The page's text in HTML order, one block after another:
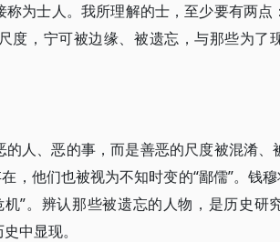
为士人。我所理解的士，至少要有两点
度，宁可被边缘、被遗忘，与那些为了
人、恶的事，而是善恶的尺度被混淆、
，他们也被视为不知时变的“鄙儒”。钱
”。辨认那些被遗忘的人物，是历史研
中显现。